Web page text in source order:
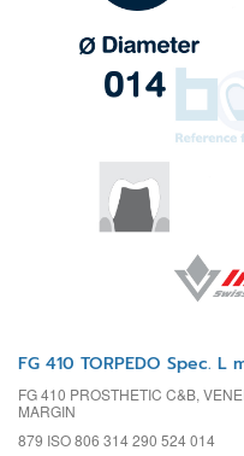
FG 410 TORPEDO Spec. L
FG 410 PROSTHETIC C&B,
MARGIN
879 ISO 806 314 290 524 014